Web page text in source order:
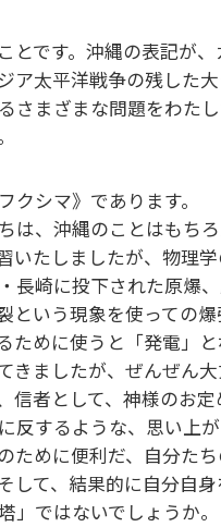
とです。沖縄の表記が
ア太平洋戦争の残した
さまざまな問題をわた
。
クシマ》であります。
は、沖縄のことはもち
いたしましたが、物理
長崎に投下された原爆
という現象を使っての
ために使うと「発電」
きましたが、ぜんぜん
信者として、神様のお
反するような、思い上
ために便利だ、自分た
して、結果的に自分自
」ではないでしょうか